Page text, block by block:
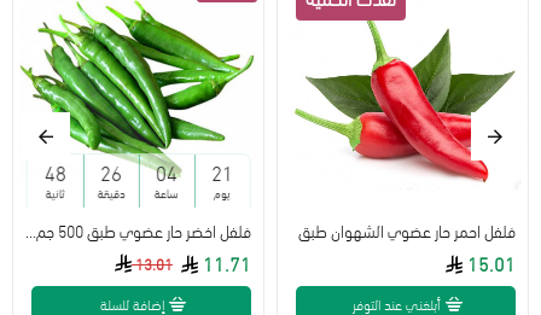
فلفل احمر حار عضوي الشهوان طبق
15.01
أبلغني عند التوفر
21
يوم
04
ساعة
26
دقيقة
48
ثانية
13.01 11.71
إضافة للسلة